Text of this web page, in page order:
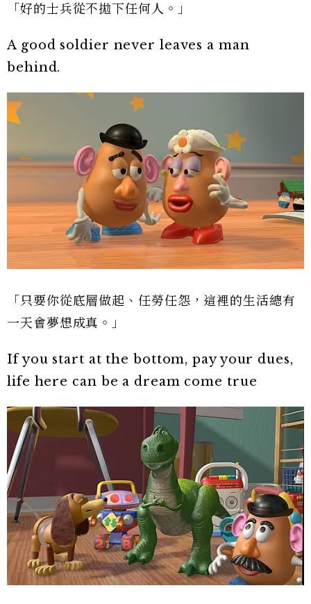
「好的士兵從不拋下任何人。」
A good soldier never leaves a man
behind.
「只要你從底層做起、任勞任怨，這裡的生活總有
一天會夢想成真。」
If you start at the bottom, pay your dues,
life here can be a dream come true